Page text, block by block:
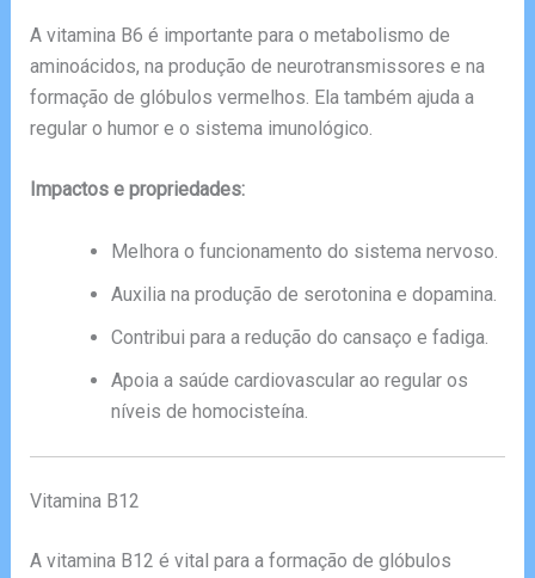
A vitamina B6 é importante para o metabolismo de
aminoácidos, na produção de neurotransmissores e na
formação de glóbulos vermelhos. Ela também ajuda a
regular o humor e o sistema imunológico.
Impactos e propriedades:
Melhora o funcionamento do sistema nervoso.
Auxilia na produção de serotonina e dopamina.
Contribui para a redução do cansaço e fadiga.
Apoia a saúde cardiovascular ao regular os
níveis de homocisteína.
Vitamina B12
A vitamina B12 é vital para a formação de glóbulos